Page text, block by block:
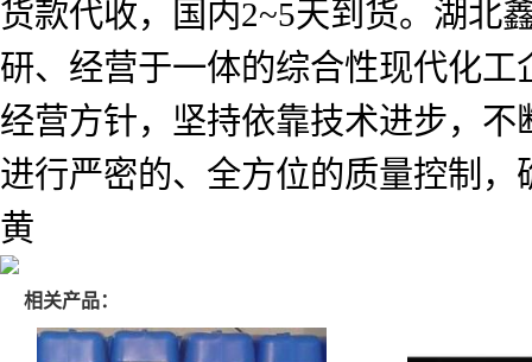
货款代收，国内2~5天到货。湖北
研、经营于一体的综合性现代化
经营方针，坚持依靠技术进步，
进行严密的、全方位的质量控制
黄
相关产品：